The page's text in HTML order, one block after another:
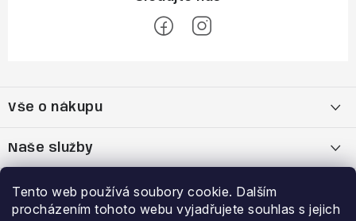
Tento web používá soubory cookie. Dalším
procházením tohoto webu vyjadřujete souhlas s jejich
p
a
t
Vše o nákupu
Reklamační řád
Naše služby
Bootfitting - tvarování lyžařských bot
Výhody a slevy